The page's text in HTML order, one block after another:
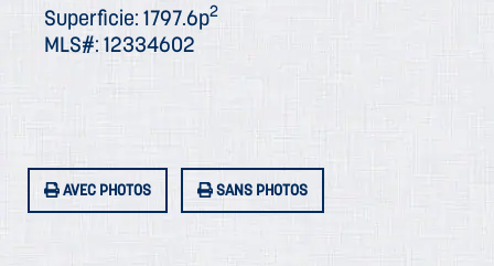
Superficie: 1797.6p2
MLS#: 12334602
AVEC PHOTOS SANS PHOTOS